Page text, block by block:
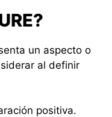
un aspecto o
al definir
positiva.